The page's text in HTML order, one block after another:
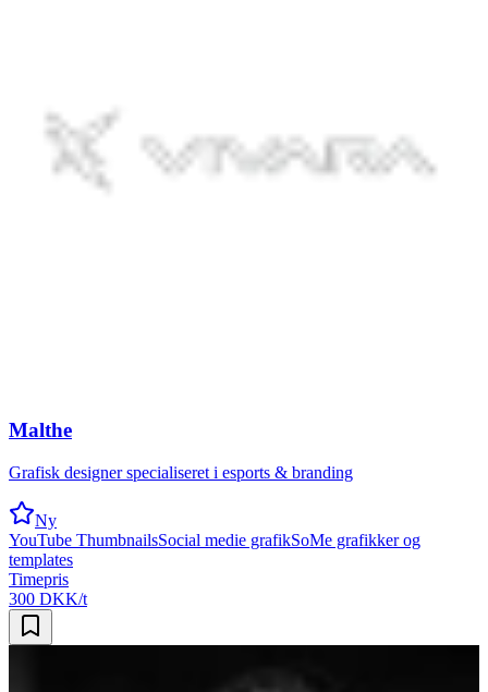
Malthe
Grafisk designer specialiseret i esports & branding
Ny
YouTube ThumbnailsSocial medie grafikSoMe grafikker og
templates
Timepris
300 DKK/t